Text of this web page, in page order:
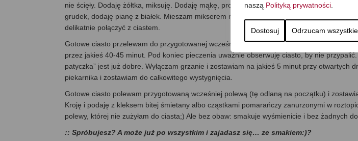
naszą Polityką prywatności
Dostosuj Odrzucam wszystkie
nie ścięły. Dodaję żółtka, miksuję. Dodaję mąkę, proszek do pieczenia, dokładnie miksuję
grudek, dodaję pianę z białek. Mieszam mikserem na wolnych obrotach lub łyżką czy
delikatnie połączyć z ciastem.
Gotowe ciasto przelewam do przygotowanej wcześniej tortownicy i wstawiam do
przez jakieś 40-45 minut. Pod koniec pieczenia uważnie obserwuję ciasto, by nie
patyczka” jest już dobre. Wyłączam grzanie i zostawiam na jakieś 5 minut przy otwartych
piekarnika i zostawiam do całkowitego wystygnięcia.
Gotowe ciasto polewam przygotowaną wcześniej polewą (tę odlaną na początku) i
Kroję i podaję z kleksem bitej śmietany albo cząstkami pomarańczy zanurzonymi w
polewy, której nie zużyłam do ciasta;) Ale bez obaw: smakuje wyśmienicie i bez żadnych
:: Spróbujesz? A może już po wszystkim i zajadasz się… ze smakiem:)?